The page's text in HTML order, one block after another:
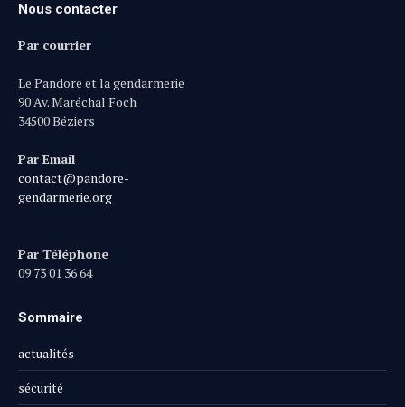
Nous contacter
Par courrier
Le Pandore et la gendarmerie
90 Av. Maréchal Foch
34500 Béziers
Par Email
contact@pandore-
gendarmerie.org
Par Téléphone
09 73 01 36 64
Sommaire
actualités
sécurité